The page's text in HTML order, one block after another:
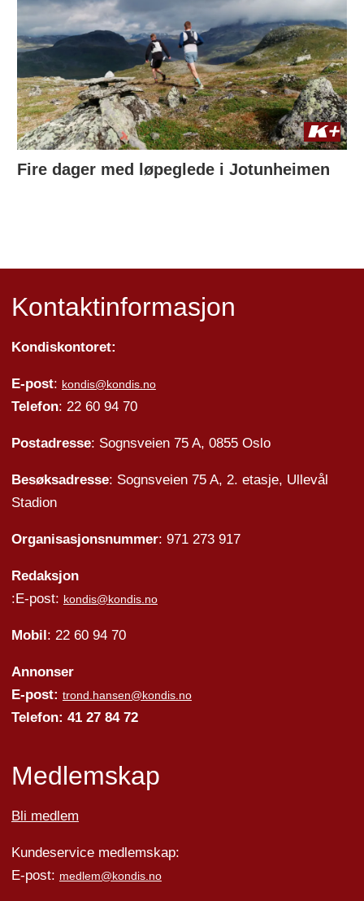
Fire dager med løpeglede i Jotunheimen
Kontaktinformasjon
Kondiskontoret:
E-post: kondis@kondis.no
Telefon: 22 60 94 70
Postadresse: Sognsveien 75 A, 0855 Oslo
Besøksadresse: Sognsveien 75 A, 2. etasje, Ullevål
Stadion
Organisasjonsnummer: 971 273 917
Redaksjon
:E-post: kondis@kondis.no
Mobil: 22 60 94 70
Annonser
E-post: trond.hansen@kondis.no
Telefon: 41 27 84 72
Medlemskap
Bli medlem
Kundeservice medlemskap:
E-post: medlem@kondis.no